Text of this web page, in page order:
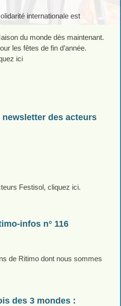
internationale est
du monde dès maintenant.
les fêtes de fin d’année.
ici
newsletter des acteurs
Festisol, cliquez ici.
infos n° 116
de Ritimo dont nous sommes
des 3 mondes :